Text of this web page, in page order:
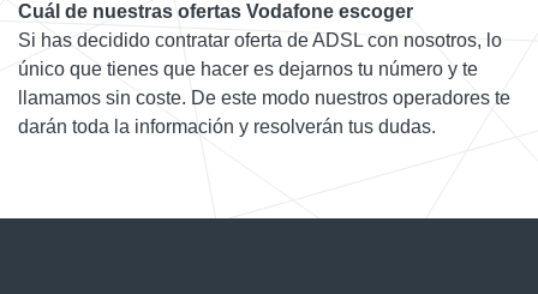
Cuál de nuestras ofertas Vodafone escoger
Si has decidido contratar oferta de ADSL con nosotros, lo
único que tienes que hacer es dejarnos tu número y te
llamamos sin coste. De este modo nuestros operadores te
darán toda la información y resolverán tus dudas.